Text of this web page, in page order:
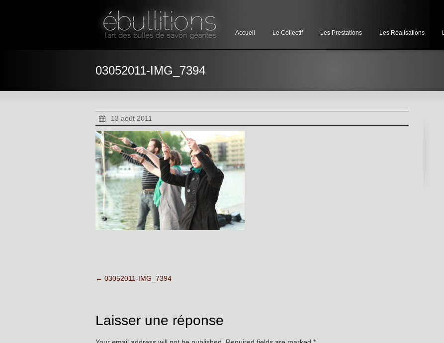
Accueil Le Collectif Les Prestations Les Réalisations
03052011-IMG_7394
13 août 2011
← 03052011-IMG_7394
Laisser une réponse